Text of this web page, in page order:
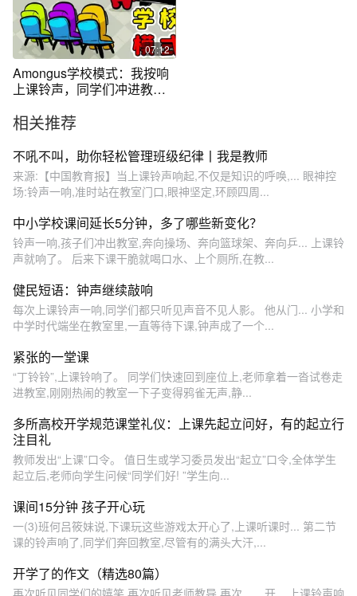
07:12
Amongus学校模式：我按响
上课铃声，同学们冲进教
相关推荐
不吼不叫，助你轻松管理班级纪律丨我是教师
来源:【中国教育报】当上课铃声响起,不仅是知识的呼唤,... 眼神控
场:铃声一响,准时站在教室门口,眼神坚定,环顾四周...
中小学校课间延长5分钟，多了哪些新变化？
铃声一响,孩子们冲出教室,奔向操场、奔向篮球架、奔向乒... 上课铃
声就响了。 后来下课干脆就喝口水、上个厕所,在教...
健民短语：钟声继续敲响
每次上课铃声一响,同学们都只听见声音不见人影。 他从门... 小学和
中学时代端坐在教室里,一直等待下课,钟声成了一个...
紧张的一堂课
“丁铃铃”,上课铃响了。 同学们快速回到座位上,老师拿着一沓试卷走
进教室,刚刚热闹的教室一下子变得鸦雀无声,静...
多所高校开学规范课堂礼仪：上课先起立问好，有的起立行
注目礼
教师发出“上课”口令。 值日生或学习委员发出“起立”口令,全体学生
起立后,老师向学生问候“同学们好! ”学生向...
课间15分钟 孩子开心玩
一(3)班何吕筱妹说,下课玩这些游戏太开心了,上课听课时... 第二节
课的铃声响了,同学们奔回教室,尽管有的满头大汗,...
开学了的作文（精选80篇）